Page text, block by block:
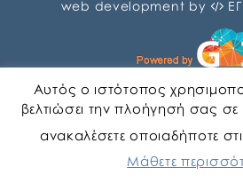
web development by
Αυτός ο ιστότοπος
βελτιώσει την πλοήγησή σας
ανακαλέσετε οποιαδήποτε
Μάθετε
Αγγλικα